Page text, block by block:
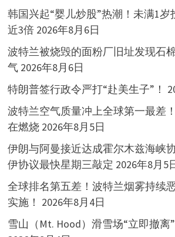
韩国兴起“婴儿炒股”热潮！未满1
近3倍 2026年8月6日
波特兰被烧毁的面粉厂旧址发现石
气 2026年8月6日
特朗普签行政令严打“赴美生子”！
波特兰空气质量冲上全球第一最差
在燃烧 2026年8月5日
伊朗与阿曼接近达成霍尔木兹海峡
伊协议最快星期三敲定 2026年8月5
全球排名第五差！波特兰烟雾持续
实施！ 2026年8月4日
雪山（Mt. Hood）滑雪场“立即撤离